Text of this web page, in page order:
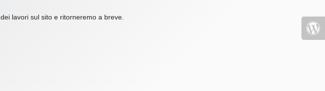
lavori sul sito e ritorneremo a breve.